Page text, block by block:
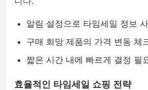
알림 설정으로 타임세일 정보
구매 희망 제품의 가격 변동 체
짧은 시간 내에 빠르게 결정 필
효율적인 타임세일 쇼핑 전략